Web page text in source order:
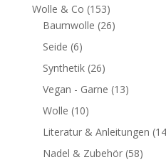
Wolle & Co (153)
Baumwolle (26)
Seide (6)
Synthetik (26)
Vegan - Garne (13)
Wolle (10)
Literatur & Anleitungen
Nadel & Zubehör (58)